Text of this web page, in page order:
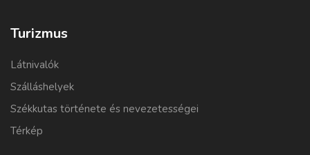
Turizmus
Látnivalók
Szálláshelyek
Székkutas története és nevezetességei
Térkép